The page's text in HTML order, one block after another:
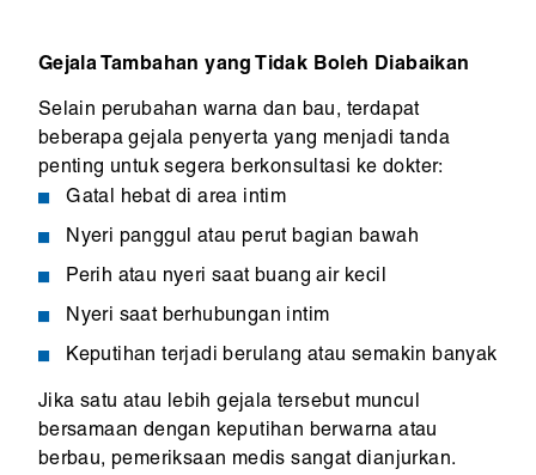
Gejala Tambahan yang Tidak Boleh Diabaikan
Selain perubahan warna dan bau, terdapat
beberapa gejala penyerta yang menjadi tanda
penting untuk segera berkonsultasi ke dokter:
Gatal hebat di area intim
Nyeri panggul atau perut bagian bawah
Perih atau nyeri saat buang air kecil
Nyeri saat berhubungan intim
Keputihan terjadi berulang atau semakin banyak
Jika satu atau lebih gejala tersebut muncul
bersamaan dengan keputihan berwarna atau
berbau, pemeriksaan medis sangat dianjurkan.